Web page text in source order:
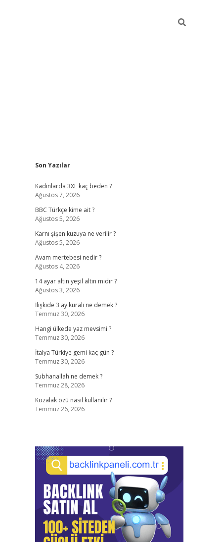
Sidebar
Son Yazılar
Kadınlarda 3XL kaç beden ?
Ağustos 7, 2026
BBC Türkçe kime ait ?
Ağustos 5, 2026
Karnı şişen kuzuya ne verilir ?
Ağustos 5, 2026
Avam mertebesi nedir ?
Ağustos 4, 2026
14 ayar altın yeşil altın mıdır ?
Ağustos 3, 2026
İlişkide 3 ay kuralı ne demek ?
Temmuz 30, 2026
Hangi ülkede yaz mevsimi ?
Temmuz 30, 2026
İtalya Türkiye gemi kaç gün ?
Temmuz 30, 2026
Subhanallah ne demek ?
Temmuz 28, 2026
Kozalak özü nasıl kullanılır ?
Temmuz 26, 2026